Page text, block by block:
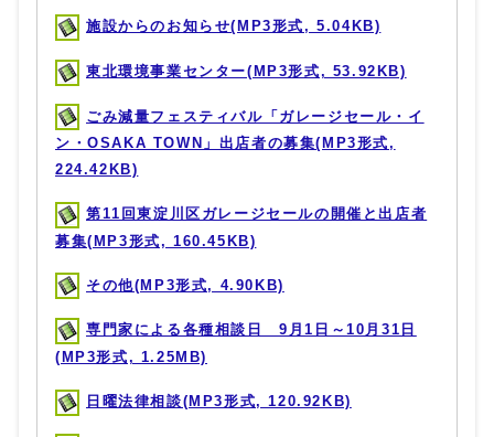
施設からのお知らせ(MP3形式, 5.04KB)
東北環境事業センター(MP3形式, 53.92KB)
ごみ減量フェスティバル「ガレージセール・イ
ン・OSAKA TOWN」出店者の募集(MP3形式,
224.42KB)
第11回東淀川区ガレージセールの開催と出店者
募集(MP3形式, 160.45KB)
その他(MP3形式, 4.90KB)
専門家による各種相談日 9月1日～10月31日
(MP3形式, 1.25MB)
日曜法律相談(MP3形式, 120.92KB)